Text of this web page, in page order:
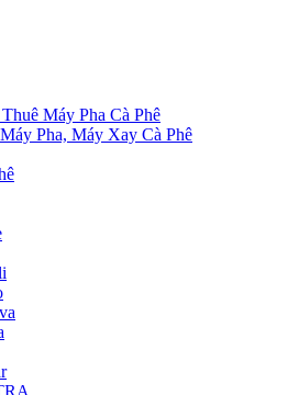
Máy Pha Cà Phê
Pha, Máy Xay Cà Phê